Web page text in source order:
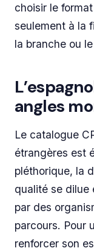
choisir le
seulement à la
la branche ou
angles
Le catalogue
étrangères est
pléthorique, la
qualité se dilue
par des
parcours. Pour
renforcer son